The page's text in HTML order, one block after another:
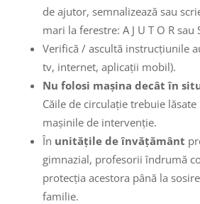
de ajutor, semnalizează sau
mari la ferestre: A J U T O R sau
Verifică / ascultă instrucţiunile
tv, internet, aplicații mobil).
Nu folosi maşina decât în
Căile de circulaţie trebuie
maşinile de intervenţie.
În unităţile de învăţământ
gimnazial, profesorii îndrumă
protecţia acestora până la
familie.